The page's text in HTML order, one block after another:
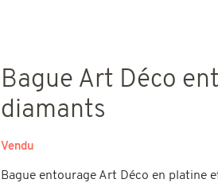
Bague Art Déco
diamants
Vendu
Bague entourage Art Déco en platine